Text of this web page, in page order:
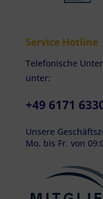
Service Hotline
Telefonische
unter:
+49 6171
Unsere
Mo. bis Fr. von